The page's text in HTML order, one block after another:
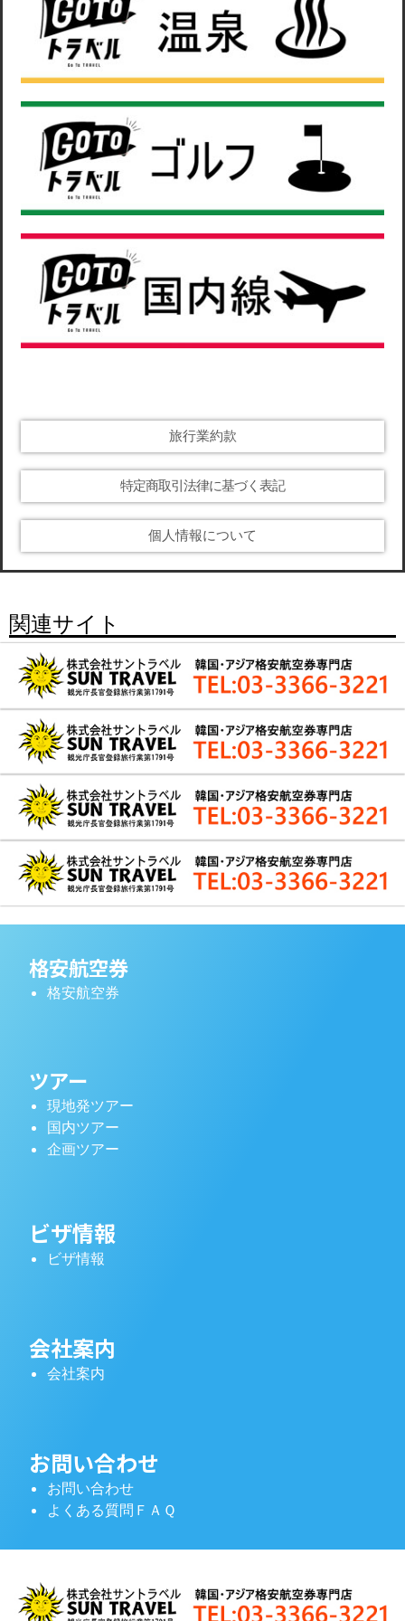
旅行業約款
特定商取引法律に基づく表記
個人情報について
関連サイト
格安航空券
格安航空券
ツアー
現地発ツアー
国内ツアー
企画ツアー
ビザ情報
ビザ情報
会社案内
会社案内
お問い合わせ
お問い合わせ
よくある質問ＦＡＱ